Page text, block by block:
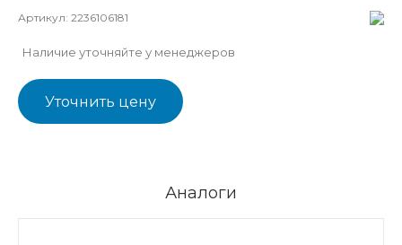
Артикул: 2236106181
Наличие уточняйте у менеджеров
Уточнить цену
Аналоги